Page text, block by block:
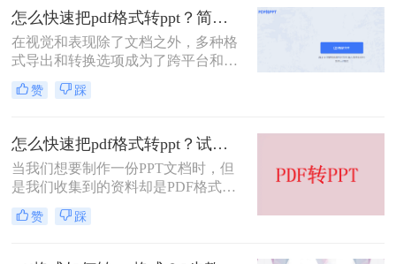
会习惯把ppt转换成pdf格式，这样更
加方便保存和打印。那么pdf如何转
ppt文件呢？今天就给大家分享三个操
作方法吧！
怎么快速把pdf格式转ppt？简单易用的工具推荐
在视觉和表现除了文档之外，多种格
式导出和转换选项成为了跨平台和多
功能工具的需要。PDF文件是一种普
遍的电子文档格式。但如果您需要将
一种方法将其转换为PPT格式。
赞 踩
怎么快速把pdf格式转ppt？试试这三种PDF转PPT的方法，简单几步，高效转换！
当我们想要制作一份PPT文档时，但
是我们收集到的资料却是PDF格式
的，这也是因为不想要被修改才会转
换成PDF的格式，但是我们需要用，
格式转ppt格式就是最好的方法了，那
赞 踩